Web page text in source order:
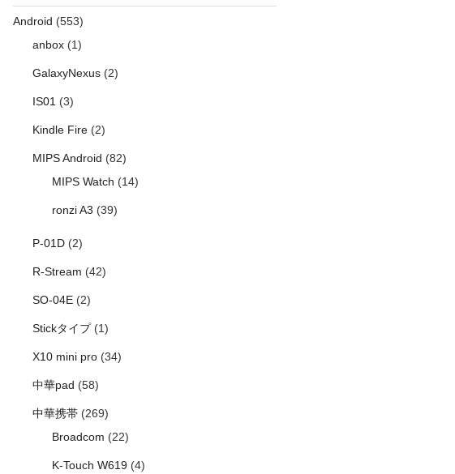
Android (553)
anbox(1)
GalaxyNexus(2)
IS01(3)
Kindle Fire(2)
MIPS Android (82)
MIPS Watch (14)
ronzi A3 (39)
P-01D(2)
R-Stream (42)
SO-04E(2)
Stickタイプ(1)
X10 mini pro(34)
中華pad (58)
中華携帯(269)
Broadcom (22)
K-Touch W619(4)